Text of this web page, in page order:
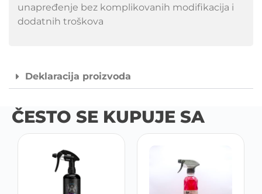
unapređenje bez komplikovanih modifikacija i
dodatnih troškova
Deklaracija proizvoda
ČESTO SE KUPUJE SA